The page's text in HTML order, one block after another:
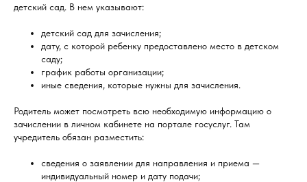
детский сад. В нем указывают:
детский сад для зачисления;
дату, с которой ребенку предоставлено место в детском
саду;
график работы организации;
иные сведения, которые нужны для зачисления.
Родитель может посмотреть всю необходимую информацию о
зачислении в личном кабинете на портале госуслуг. Там
учредитель обязан разместить:
сведения о заявлении для направления и приема —
индивидуальный номер и дату подачи;